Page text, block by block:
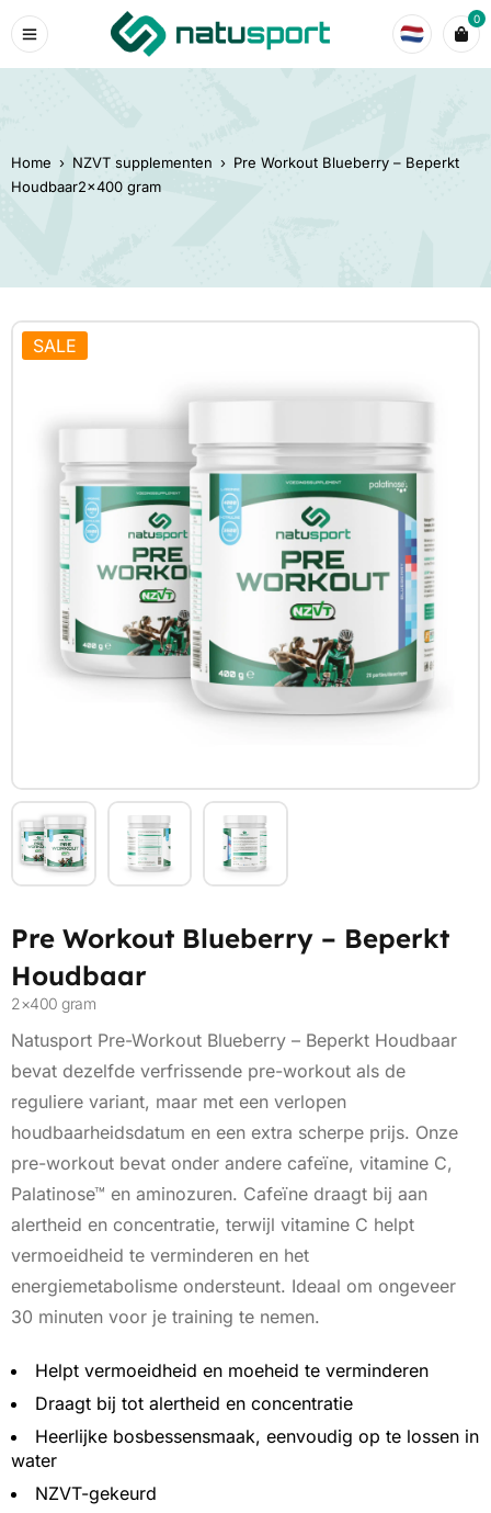
0
Home › NZVT supplementen › Pre Workout Blueberry – Beperkt
Houdbaar2×400 gram
SALE
Pre Workout Blueberry – Beperkt
Houdbaar
2×400 gram
Natusport Pre-Workout Blueberry – Beperkt Houdbaar
bevat dezelfde verfrissende pre-workout als de
reguliere variant, maar met een verlopen
houdbaarheidsdatum en een extra scherpe prijs. Onze
pre-workout bevat onder andere cafeïne, vitamine C,
Palatinose™ en aminozuren. Cafeïne draagt bij aan
alertheid en concentratie, terwijl vitamine C helpt
vermoeidheid te verminderen en het
energiemetabolisme ondersteunt. Ideaal om ongeveer
30 minuten voor je training te nemen.
Helpt vermoeidheid en moeheid te verminderen
Draagt bij tot alertheid en concentratie
Heerlijke bosbessensmaak, eenvoudig op te lossen in
water
NZVT-gekeurd